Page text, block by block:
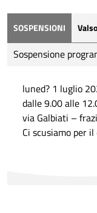
SOSPENSIONI
Sospensione
luned? 1 luglio
dalle 9.00 alle
via Galbiati –
Ci scusiamo per il